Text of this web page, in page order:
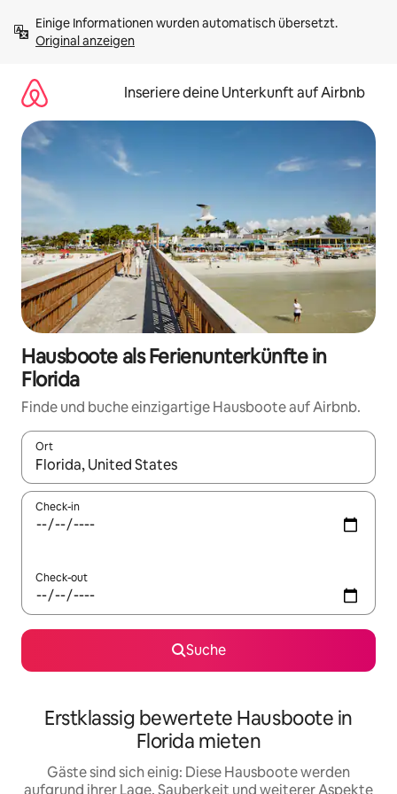
Inhalten
springenOriginal anzeigen
Inseriere deine Unterkunft auf Airbnb
Hausboote als Ferienunterkünfte in
Florida
Finde und buche einzigartige Hausboote auf Airbnb.
Ort
Wenn Ergebnisse verfügbar sind, navigiere mit den
Check-in
Check-out
Suche
Erstklassig bewertete Hausboote in
Florida mieten
Gäste sind sich einig: Diese Hausboote werden
aufgrund ihrer Lage, Sauberkeit und weiterer Aspekte